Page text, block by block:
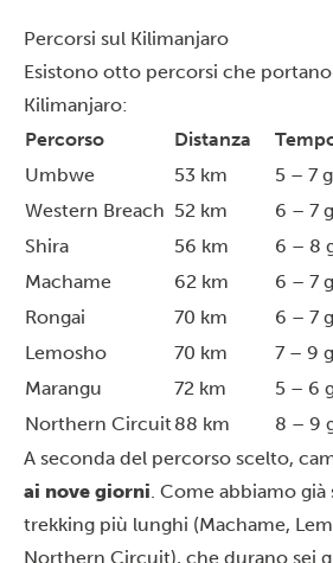
Percorsi sul Kilimanjaro
Esistono otto percorsi che
Kilimanjaro:
Percorso
Distanza
Umbwe
53 km
5 – 7
Western Breach 52 km
6 – 7
Shira
56 km
6 – 8
Machame
62 km
6 – 7
Rongai
70 km
6 – 7
Lemosho
70 km
7 – 9
Marangu
72 km
5 – 6
Northern Circuit88 km
8 – 9
A seconda del percorso scelto,
ai nove giorni. Come abbiamo
trekking più lunghi (Machame,
Northern Circuit), che durano sei